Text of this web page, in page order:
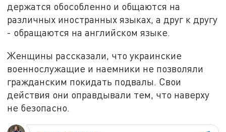
держатся обособленно и общаются на
различных иностранных языках, а друг к другу
- обращаются на английском языке.
Женщины рассказали, что украинские
военнослужащие и наемники не позволяли
гражданским покидать подвалы. Свои
действия они оправдывали тем, что наверху
не безопасно.